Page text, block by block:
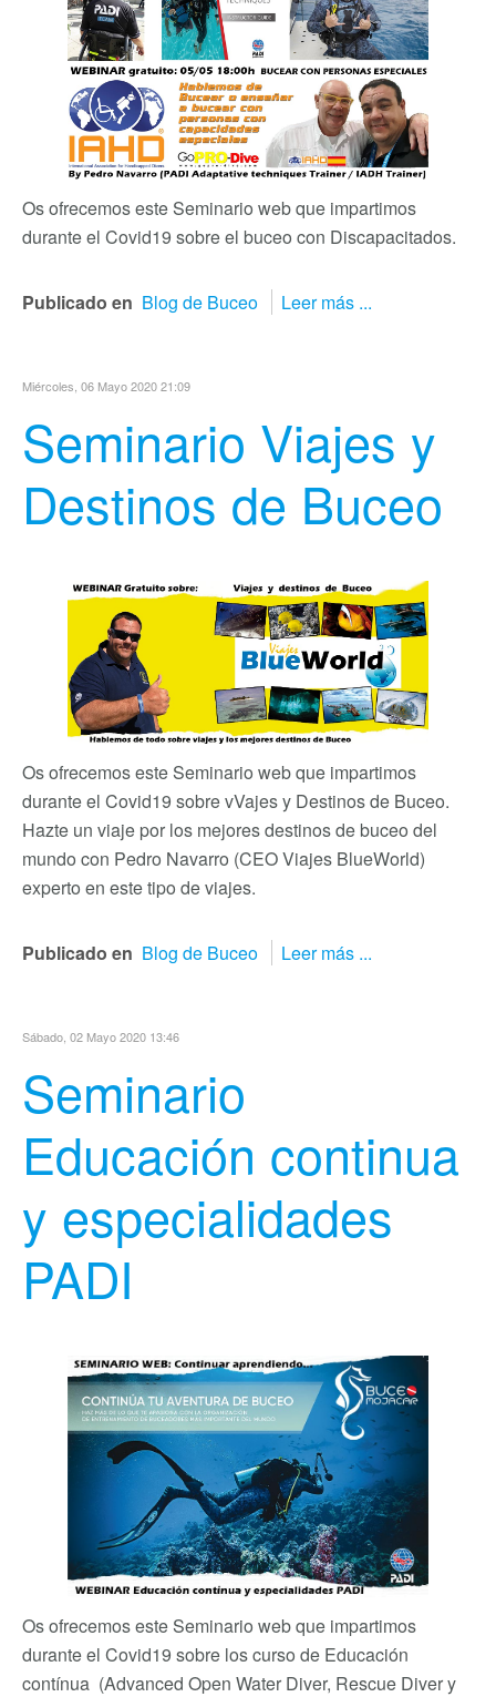
Os ofrecemos este Seminario web que impartimos
durante el Covid19 sobre el buceo con Discapacitados.
Publicado en Blog de Buceo Leer más ...
Miércoles, 06 Mayo 2020 21:09
Seminario Viajes y
Destinos de Buceo
Os ofrecemos este Seminario web que impartimos
durante el Covid19 sobre vVajes y Destinos de Buceo.
Hazte un viaje por los mejores destinos de buceo del
mundo con Pedro Navarro (CEO Viajes BlueWorld)
experto en este tipo de viajes.
Publicado en Blog de Buceo Leer más ...
Sábado, 02 Mayo 2020 13:46
Seminario
Educación continua
y especialidades
PADI
Os ofrecemos este Seminario web que impartimos
durante el Covid19 sobre los curso de Educación
contínua (Advanced Open Water Diver, Rescue Diver y